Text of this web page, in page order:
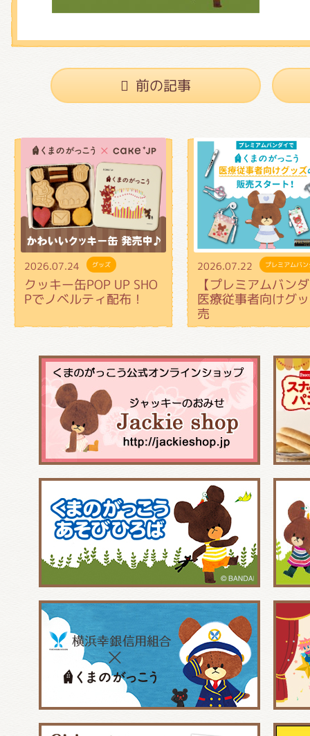
前の記事
2026.07.24 グッズ
クッキー缶POP UP SHO
Pでノベルティ配布！
2026.07.22 プレミアムバ
【プレミアムバン
医療従事者向けグ
売